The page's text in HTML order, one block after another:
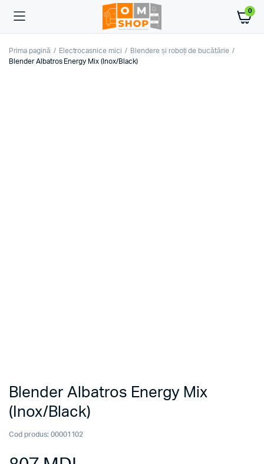
0
Prima pagină Electrocasnice mici
Blendere și roboți de bucătărie
Blender Albatros Energy Mix (Inox/Black)
Blender Albatros Energy Mix
(Inox/Black)
Cod produs: 00001102